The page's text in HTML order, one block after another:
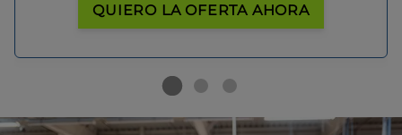
QUIERO LA OFERTA AHORA